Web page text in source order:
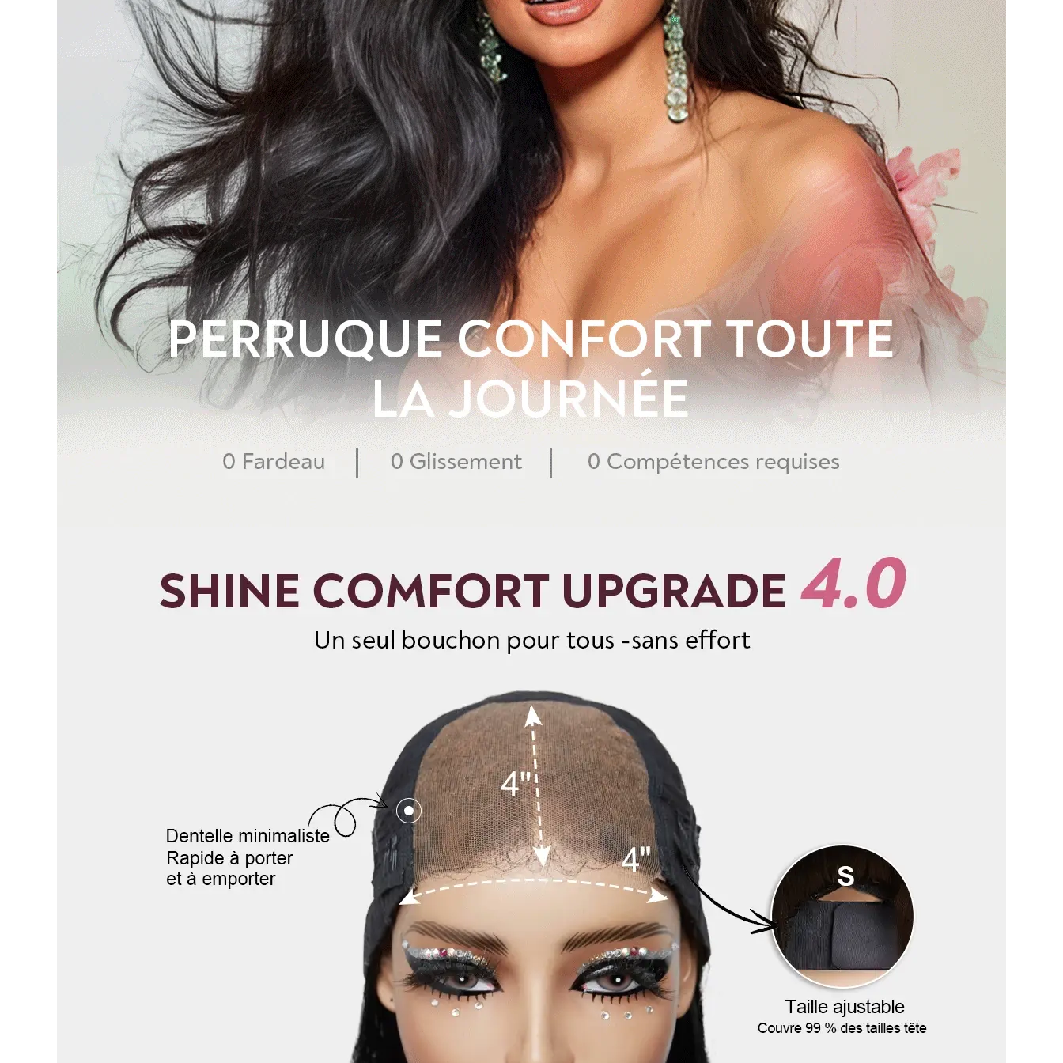
faudra 7 jours pour procéder. Vous pouvez nous écrire à : vip@shinehair.fr
5.Puis-je avoir un prix de gros si j'en achète plus ?
Oui, vous pouvez avoir un prix de gros si vous nous contactez pour une
commande groupée.
3.WIG MESURE
de perruque ou de la tête et mesurez jusqu'à la mèche de cheveux la plus
longue en bas.
Pour les perruques bouclées et ondulées, vous devez lisser les cheveux
maximale, puis mesurez du haut de la perruque jusqu'à l'extrémité des
vip@shinehair.fr